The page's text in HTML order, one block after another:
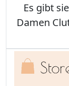
Es gibt
Damen